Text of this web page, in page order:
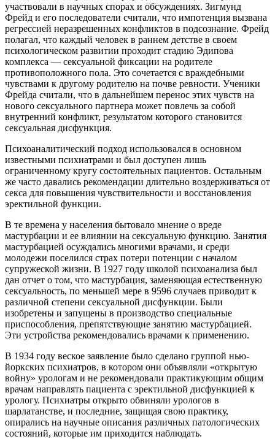
участвовали в научных спорах и обсуждениях. Зигмунд
Фрейд и его последователи считали, что импотенция вызвана
регрессией неразрешенных конфликтов в подсознание. Фрейд
полагал, что каждый человек в раннем детстве в своем
психологическом развитии проходит стадию Эдипова
комплекса — сексуальной фиксации на родителе
противоположного пола. Это сочетается с враждебными
чувствами к другому родителю на почве ревности. Ученики
Фрейда считали, что в дальнейшем перенос этих чувств на
нового сексуального партнера может повлечь за собой
внутренний конфликт, результатом которого становится
сексуальная дисфункция.
Психоаналитический подход использовался в основном
известными психиатрами и был доступен лишь
ограниченному кругу состоятельных пациентов. Остальным
же часто давались рекомендации длительно воздерживаться от
секса для повышения чувствительности и восстановления
эректильной функции.
В те времена у населения бытовало мнение о вреде
мастурбации и ее влиянии на сексуальную функцию. Занятия
мастурбацией осуждались многими врачами, и среди
молодежи поселился страх потери потенции с началом
супружеской жизни. В 1927 году школой психоанализа был
дан отчет о том, что мастурбация, заменяющая естественную
сексуальность, по меньшей мере в 9596 случаев приводит к
различной степени сексуальной дисфункции. Были
изобретены и запущены в производство специальные
приспособления, препятствующие занятию мастурбацией.
Эти устройства рекомендовались врачами к применению.
В 1934 году веское заявление было сделано группой нью-
йоркских психиатров, в котором они объявляли «открытую
войну» урологам и не рекомендовали практикующим общим
врачам направлять пациента с эректильной дисфункцией к
урологу. Психиатры открыто обвиняли урологов в
шарлатанстве, и последние, защищая свою практику,
опирались на научные описания различных патологических
состояний, которые им приходится наблюдать.